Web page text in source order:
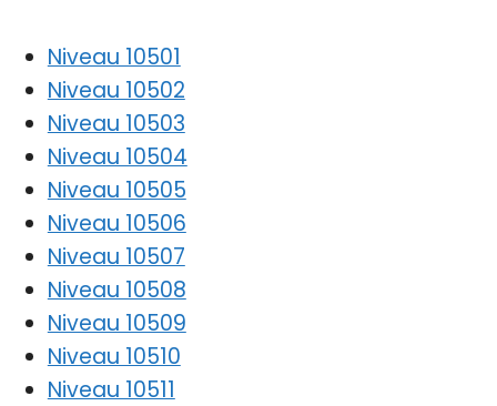
Niveau 10501
Niveau 10502
Niveau 10503
Niveau 10504
Niveau 10505
Niveau 10506
Niveau 10507
Niveau 10508
Niveau 10509
Niveau 10510
Niveau 10511